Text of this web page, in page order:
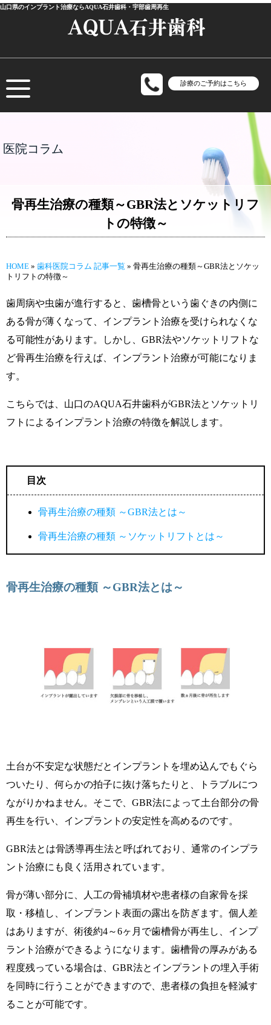
山口県のインプラント治療ならAQUA石井歯科・宇部歯周再生
診療のご予約はこちら
医院コラム
骨再生治療の種類～GBR法とソケットリフ
トの特徴～
HOME » 歯科医院コラム 記事一覧 » 骨再生治療の種類～GBR法とソケッ
トリフトの特徴～
歯周病や虫歯が進行すると、歯槽骨という歯ぐきの内側に
ある骨が薄くなって、インプラント治療を受けられなくな
る可能性があります。しかし、GBR法やソケットリフトな
ど骨再生治療を行えば、インプラント治療が可能になりま
す。
こちらでは、山口のAQUA石井歯科がGBR法とソケットリ
フトによるインプラント治療の特徴を解説します。
目次
骨再生治療の種類 ～GBR法とは～
骨再生治療の種類 ～ソケットリフトとは～
骨再生治療の種類 ～GBR法とは～
土台が不安定な状態だとインプラントを埋め込んでもぐら
ついたり、何らかの拍子に抜け落ちたりと、トラブルにつ
ながりかねません。そこで、GBR法によって土台部分の骨
再生を行い、インプラントの安定性を高めるのです。
GBR法とは骨誘導再生法と呼ばれており、通常のインプラ
ント治療にも良く活用されています。
骨が薄い部分に、人工の骨補填材や患者様の自家骨を採
取・移植し、インプラント表面の露出を防ぎます。個人差
はありますが、術後約4～6ヶ月で歯槽骨が再生し、インプ
ラント治療ができるようになります。歯槽骨の厚みがある
程度残っている場合は、GBR法とインプラントの埋入手術
を同時に行うことができますので、患者様の負担を軽減す
ることが可能です。